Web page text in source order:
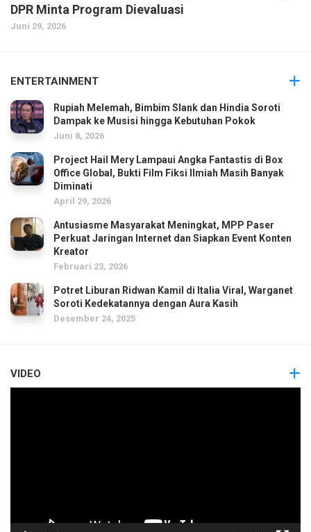
DPR Minta Program Dievaluasi
Juni 29, 2026
ENTERTAINMENT
Rupiah Melemah, Bimbim Slank dan Hindia Soroti
Dampak ke Musisi hingga Kebutuhan Pokok
Juni 8, 2026
Project Hail Mery Lampaui Angka Fantastis di Box
Office Global, Bukti Film Fiksi Ilmiah Masih Banyak
Diminati
April 29, 2026
Antusiasme Masyarakat Meningkat, MPP Paser
Perkuat Jaringan Internet dan Siapkan Event Konten
Kreator
Februari 23, 2026
Potret Liburan Ridwan Kamil di Italia Viral, Warganet
Soroti Kedekatannya dengan Aura Kasih
Desember 24, 2025
VIDEO